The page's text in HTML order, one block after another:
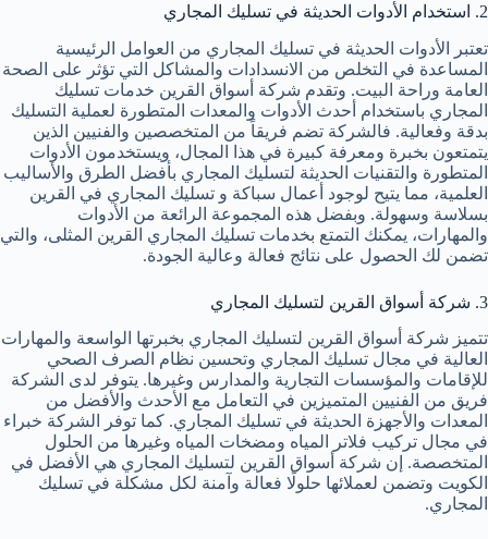
2. استخدام الأدوات الحديثة في تسليك المجاري
تعتبر الأدوات الحديثة في تسليك المجاري من العوامل الرئيسية
المساعدة في التخلص من الانسدادات والمشاكل التي تؤثر على الصحة
العامة وراحة البيت. وتقدم شركة أسواق القرين خدمات تسليك
المجاري باستخدام أحدث الأدوات والمعدات المتطورة لعملية التسليك
بدقة وفعالية. فالشركة تضم فريقاً من المتخصصين والفنيين الذين
يتمتعون بخبرة ومعرفة كبيرة في هذا المجال، ويستخدمون الأدوات
المتطورة والتقنيات الحديثة لتسليك المجاري بأفضل الطرق والأساليب
العلمية، مما يتيح لوجود أعمال سباكة و تسليك المجاري في القرين
بسلاسة وسهولة. وبفضل هذه المجموعة الرائعة من الأدوات
والمهارات، يمكنك التمتع بخدمات تسليك المجاري القرين المثلى، والتي
تضمن لك الحصول على نتائج فعالة وعالية الجودة.
3. شركة أسواق القرين لتسليك المجاري
تتميز شركة أسواق القرين لتسليك المجاري بخبرتها الواسعة والمهارات
العالية في مجال تسليك المجاري وتحسين نظام الصرف الصحي
للإقامات والمؤسسات التجارية والمدارس وغيرها. يتوفر لدى الشركة
فريق من الفنيين المتميزين في التعامل مع الأحدث والأفضل من
المعدات والأجهزة الحديثة في تسليك المجاري. كما توفر الشركة خبراء
في مجال تركيب فلاتر المياه ومضخات المياه وغيرها من الحلول
المتخصصة. إن شركة أسواق القرين لتسليك المجاري هي الأفضل في
الكويت وتضمن لعملائها حلولًا فعالة وآمنة لكل مشكلة في تسليك
المجاري.